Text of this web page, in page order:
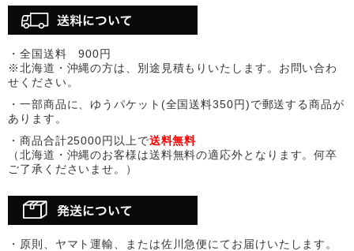
・全国送料 900円
※北海道・沖縄の方は、別途見積もりいたします。お問い合わ
せください。
・一部商品に、ゆうパケット(全国送料350円)で郵送する商品が
あります。
・商品合計25000円以上で送料無料
（北海道・沖縄のお客様は送料無料の適応外となります。何卒
ご了承くださいませ。）
・原則、ヤマト運輸、または佐川急便にてお届けいたします。